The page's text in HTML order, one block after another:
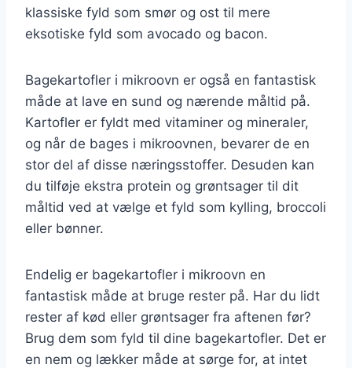
klassiske fyld som smør og ost til mere
eksotiske fyld som avocado og bacon.
Bagekartofler i mikroovn er også en fantastisk
måde at lave en sund og nærende måltid på.
Kartofler er fyldt med vitaminer og mineraler,
og når de bages i mikroovnen, bevarer de en
stor del af disse næringsstoffer. Desuden kan
du tilføje ekstra protein og grøntsager til dit
måltid ved at vælge et fyld som kylling, broccoli
eller bønner.
Endelig er bagekartofler i mikroovn en
fantastisk måde at bruge rester på. Har du lidt
rester af kød eller grøntsager fra aftenen før?
Brug dem som fyld til dine bagekartofler. Det er
en nem og lækker måde at sørge for, at intet